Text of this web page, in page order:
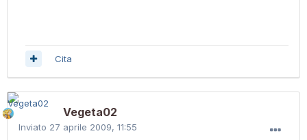
Cita
Vegeta02
Inviato 27 aprile 2009, 11:55